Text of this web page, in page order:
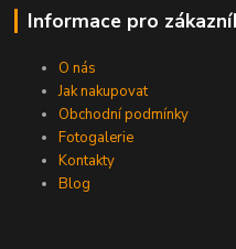
Informace pro
O nás
Jak nakupovat
Obchodní podmínky
Fotogalerie
Kontakty
Blog